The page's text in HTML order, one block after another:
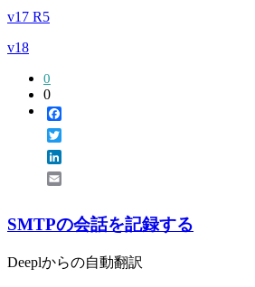
v17 R5
v18
0
0
SMTPの会話を記録する
Deeplからの自動翻訳